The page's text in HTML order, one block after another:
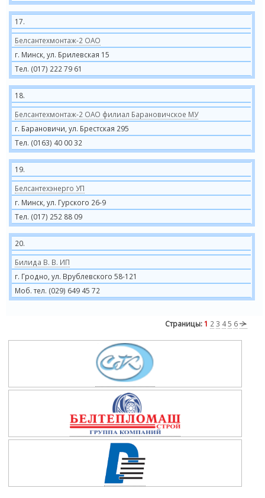
17.
Белсантехмонтаж-2 ОАО
г. Минск, ул. Брилевская 15
Тел. (017) 222 79 61
18.
Белсантехмонтаж-2 ОАО филиал Барановичское МУ
г. Барановичи, ул. Брестская 295
Тел. (0163) 40 00 32
19.
Белсантехэнерго УП
г. Минск, ул. Гурского 26-9
Тел. (017) 252 88 09
20.
Билида В. В. ИП
г. Гродно, ул. Врублевского 58-121
Моб. тел. (029) 649 45 72
Страницы: 1 2 3 45 6